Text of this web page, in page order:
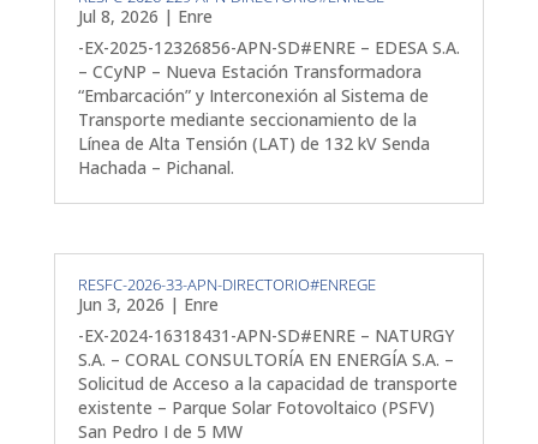
Jul 8, 2026 | Enre
-EX-2025-12326856-APN-SD#ENRE – EDESA S.A.
– CCyNP – Nueva Estación Transformadora
“Embarcación” y Interconexión al Sistema de
Transporte mediante seccionamiento de la
Línea de Alta Tensión (LAT) de 132 kV Senda
Hachada – Pichanal.
RESFC-2026-33-APN-DIRECTORIO#ENREGE
Jun 3, 2026 | Enre
-EX-2024-16318431-APN-SD#ENRE – NATURGY
S.A. – CORAL CONSULTORÍA EN ENERGÍA S.A. –
Solicitud de Acceso a la capacidad de transporte
existente – Parque Solar Fotovoltaico (PSFV)
San Pedro I de 5 MW